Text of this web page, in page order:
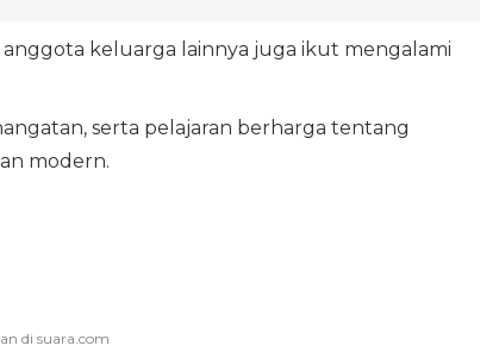
keluarga lainnya juga ikut mengalami
serta pelajaran berharga tentang
modern.